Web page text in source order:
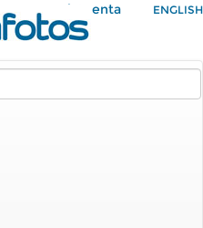
Mi Cuenta ENGLISH